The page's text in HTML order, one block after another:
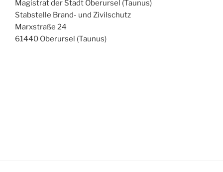
Magistrat der Stadt Oberursel (Taunus)
Stabstelle Brand- und Zivilschutz
Marxstraße 24
61440 Oberursel (Taunus)